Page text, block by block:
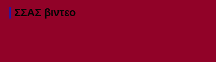
ΣΣΑΣ βιντεο